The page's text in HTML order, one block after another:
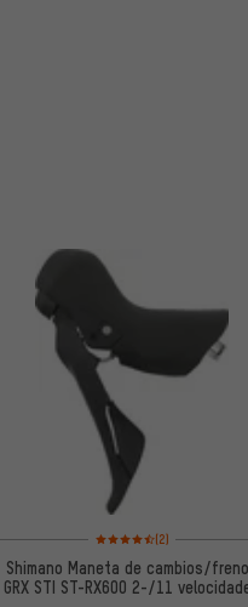
Valoración media: 4,5 de
(2)
Shimano Maneta de cambios/
GRX STI ST-RX600 2-/11